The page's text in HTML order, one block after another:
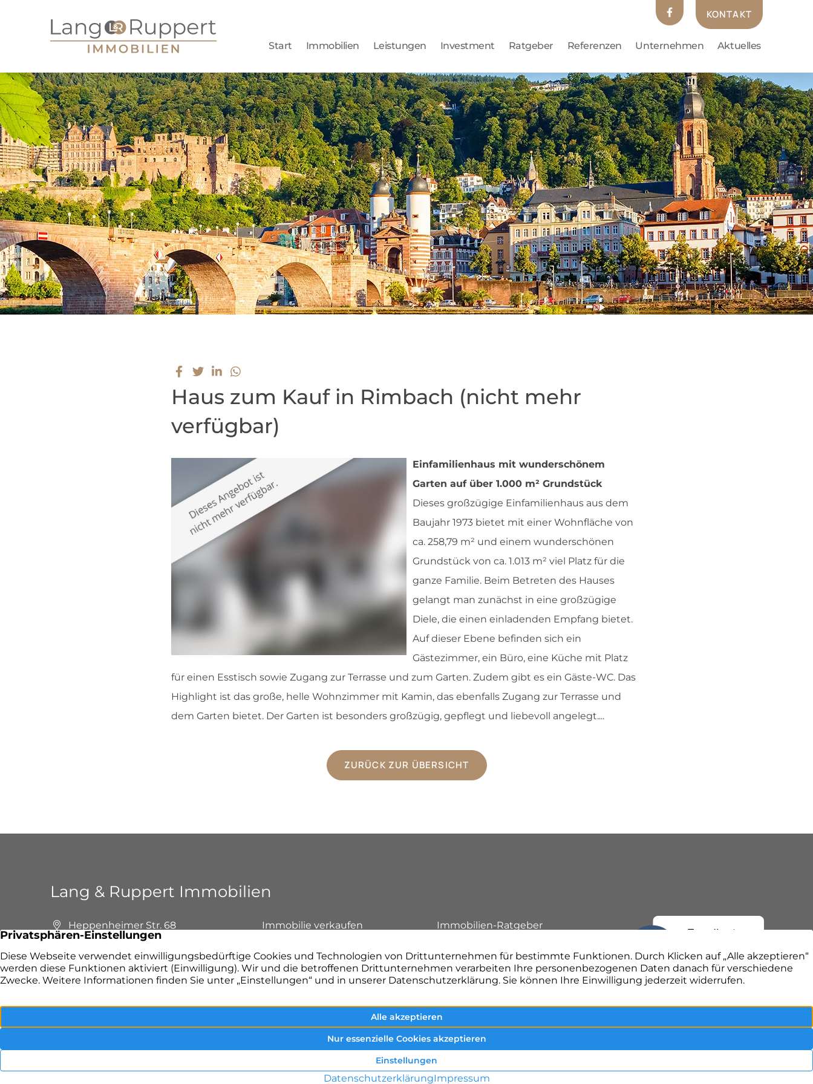
KONTAKT
Start Immobilien Leistungen Investment Ratgeber Referenzen Unternehmen Aktuelles
Haus zum Kauf in Rimbach (nicht mehr
verfügbar)
Einfamilienhaus mit wunderschönem
Garten auf über 1.000 m² Grundstück
Dieses großzügige Einfamilienhaus aus dem
Baujahr 1973 bietet mit einer Wohnfläche von
ca. 258,79 m² und einem wunderschönen
Grundstück von ca. 1.013 m² viel Platz für die
ganze Familie. Beim Betreten des Hauses
gelangt man zunächst in eine großzügige
Diele, die einen einladenden Empfang bietet.
Auf dieser Ebene befinden sich ein
Gästezimmer, ein Büro, eine Küche mit Platz
für einen Esstisch sowie Zugang zur Terrasse und zum Garten. Zudem gibt es ein Gäste-WC. Das
Highlight ist das große, helle Wohnzimmer mit Kamin, das ebenfalls Zugang zur Terrasse und
dem Garten bietet. Der Garten ist besonders großzügig, gepflegt und liebevoll angelegt....
ZURÜCK ZUR ÜBERSICHT
Lang & Ruppert Immobilien
Heppenheimer Str. 68
+49 6253 9799390
E-Mail senden
Immobilie verkaufen
Immobilien-Ratgeber
Finance Management
Unternehmen
Project Management
Kontakt aufnehmen